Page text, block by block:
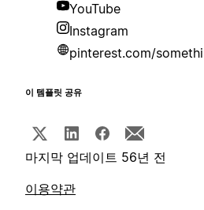
YouTube
Instagram
pinterest.com/
이 템플릿 공유
마지막 업데이트 56년 전
이용약관